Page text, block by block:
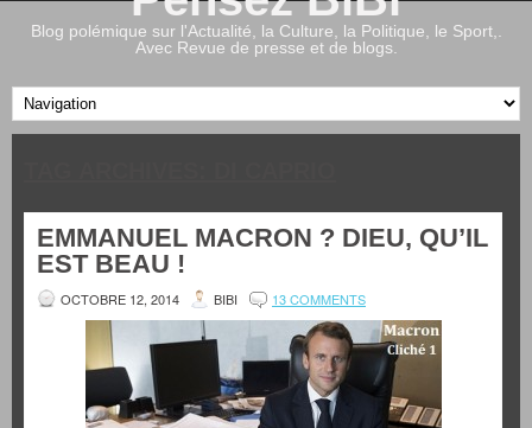
Blog polémique sur l'Actualité, la Culture, la Politique, le Sport,.
Avec Revue de presse et de blogs.
EMMANUEL MACRON ? DIEU, QU’IL
EST BEAU !
OCTOBRE 12, 2014 BIBI 13 COMMENTS